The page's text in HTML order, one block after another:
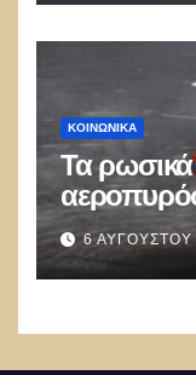
ΚΟΙΝΩΝΙΚΑ
Τα ρωσικά
να
μποφόρ
6